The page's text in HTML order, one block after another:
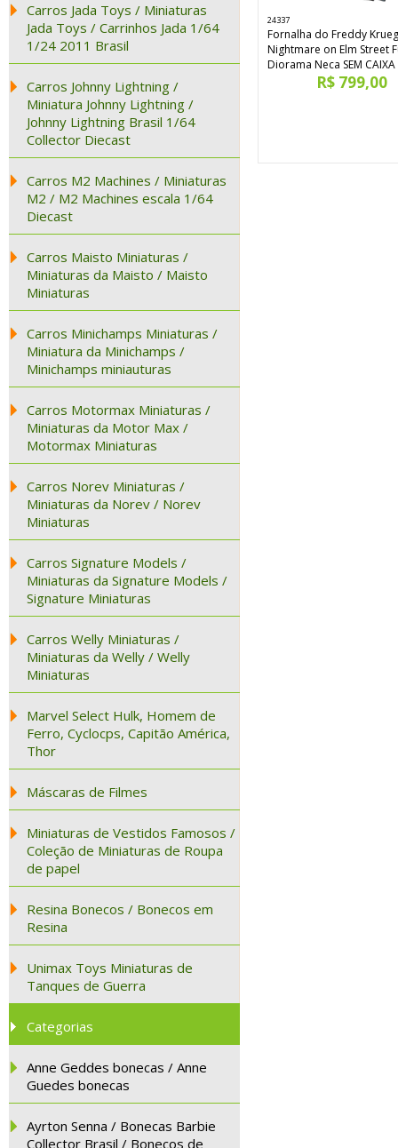
Carros Jada Toys / Miniaturas
Jada Toys / Carrinhos Jada 1/64
1/24 2011 Brasil
Carros Johnny Lightning /
Miniatura Johnny Lightning /
Johnny Lightning Brasil 1/64
Collector Diecast
Carros M2 Machines / Miniaturas
M2 / M2 Machines escala 1/64
Diecast
Carros Maisto Miniaturas /
Miniaturas da Maisto / Maisto
Miniaturas
Carros Minichamps Miniaturas /
Miniatura da Minichamps /
Minichamps miniauturas
Carros Motormax Miniaturas /
Miniaturas da Motor Max /
Motormax Miniaturas
Carros Norev Miniaturas /
Miniaturas da Norev / Norev
Miniaturas
Carros Signature Models /
Miniaturas da Signature Models /
Signature Miniaturas
Carros Welly Miniaturas /
Miniaturas da Welly / Welly
Miniaturas
Marvel Select Hulk, Homem de
Ferro, Cyclocps, Capitão América,
Thor
Máscaras de Filmes
Miniaturas de Vestidos Famosos /
Coleção de Miniaturas de Roupa
de papel
Resina Bonecos / Bonecos em
Resina
Unimax Toys Miniaturas de
Tanques de Guerra
Categorias
Anne Geddes bonecas / Anne
Guedes bonecas
Ayrton Senna / Bonecas Barbie
Collector Brasil / Bonecos de
24337
Fornalha do Freddy
Nightmare on Elm Street
Diorama Neca SEM CAIXA
R$ 799,00